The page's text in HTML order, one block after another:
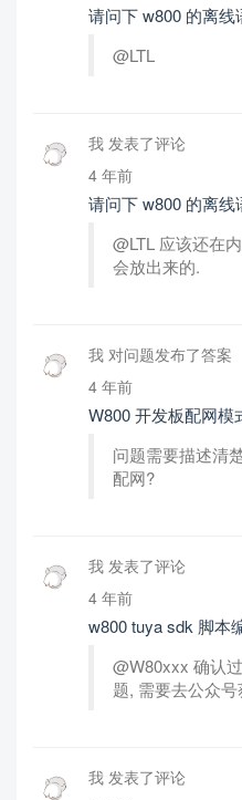
请问下 w800 的离
@LTL
我 发表了评论
4 年前
请问下 w800 的离
@LTL 应该还在
会放出来的.
我 对问题发布了答案
4 年前
W800 开发板配网模
问题需要描述清
配网?
我 发表了评论
4 年前
w800 tuya sdk 脚本
@W80xxx 确认
题, 需要去公众号
我 发表了评论